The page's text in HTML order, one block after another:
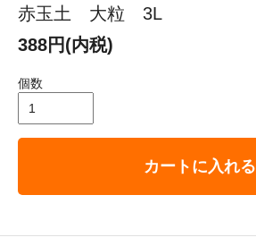
赤玉土 大粒 3L
388円(内税)
個数
カートに入れる